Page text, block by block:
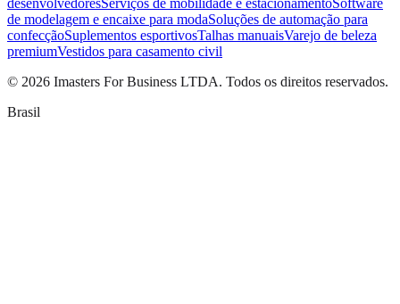
desenvolvedoresServiços de mobilidade e estacionamentoSoftware
de modelagem e encaixe para modaSoluções de automação para
confecçãoSuplementos esportivosTalhas manuaisVarejo de beleza
premiumVestidos para casamento civil
© 2026 Imasters For Business LTDA. Todos os direitos reservados.
Brasil